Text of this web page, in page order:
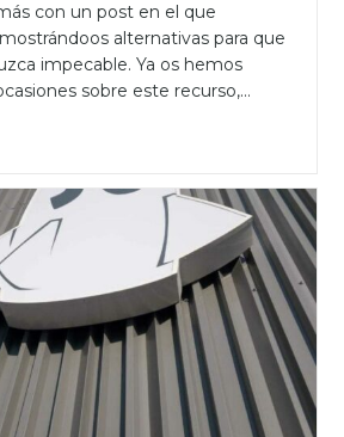
con un post en el que
alternativas para que
impecable. Ya os hemos
sobre este recurso,…